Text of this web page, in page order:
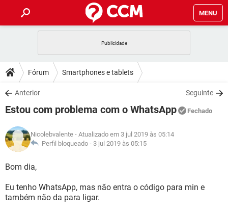
MENU
CELULAR FACEBOOK
OUTLOOK
INSTAGRAM GMAIL
GUIA DE COMPRAS
DICAS
JOGOS WHATSAPP
INSTAGRAM GMAIL
GUIA DE COMPRAS
DOWNLOADS
JOGOS WHATSAPP
CELULAR
OUTLOOK EXCEL
INSTAGRAM
JOGOS WHATSAPP
CELULAR
OUTLOOK
INSTAGRAM GMAIL
GLOSSÁRIO
JOGOS
OUTLOOK
Fórum Smartphones e tablets
Anterior Seguinte
Estou com problema com o WhatsApp Fechado
Nicolebvalente - Atualizado em 3 jul 2019 às 05:14
Perfil bloqueado - 3 jul 2019 às 05:15
Bom dia,
Eu tenho WhatsApp, mas não entra o código para min e
também não da para ligar.